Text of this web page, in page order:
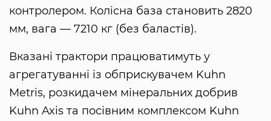
контролером. Колісна база становить 2820
мм, вага — 7210 кг (без баластів).
Вказані трактори працюватимуть у
агрегатуванні із обприскувачем Kuhn
Metris, розкидачем мінеральних добрив
Kuhn Axis та посівним комплексом Kuhn